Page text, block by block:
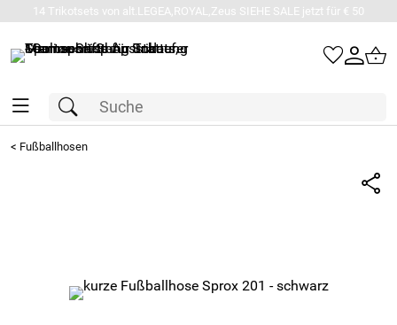
14 Trikotsets von alt.LEGEA,ROYAL,Zeus SIEHE SALE jetzt für € 50
< Fußballhosen